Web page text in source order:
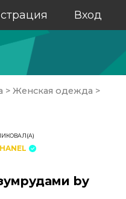
Вход
> Женская одежда >
by